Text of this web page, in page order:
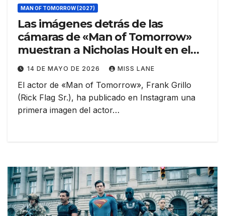
MAN OF TOMORROW (2027)
Las imágenes detrás de las
cámaras de «Man of Tomorrow»
muestran a Nicholas Hoult en el
papel de un Lex Luthor marcado
por la batalla
14 DE MAYO DE 2026 MISS LANE
El actor de «Man of Tomorrow», Frank Grillo
(Rick Flag Sr.), ha publicado en Instagram una
primera imagen del actor…